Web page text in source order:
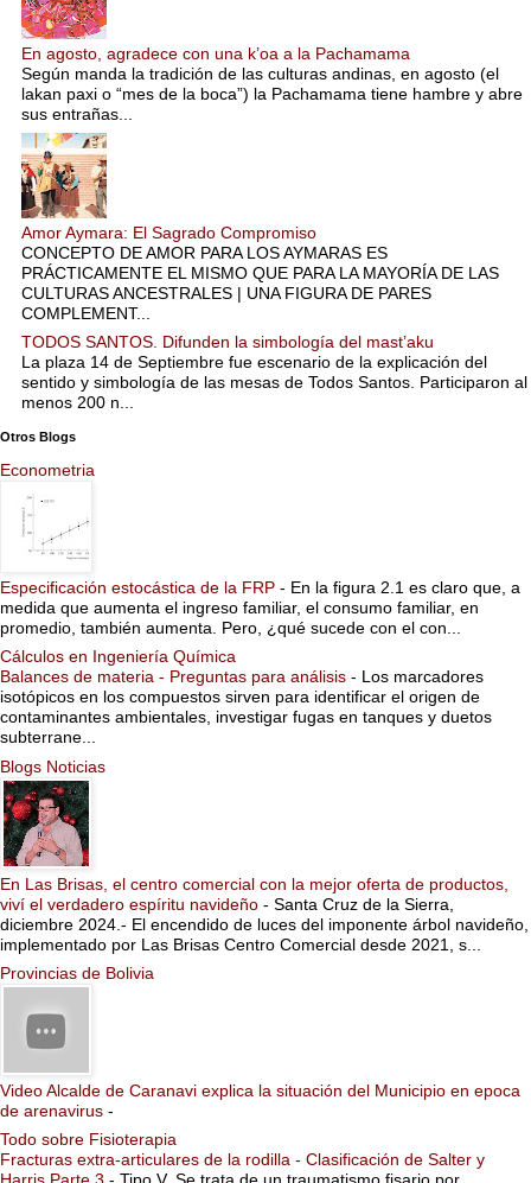
En agosto, agradece con una k’oa a la Pachamama
Según manda la tradición de las culturas andinas, en agosto (el
lakan paxi o “mes de la boca”) la Pachamama tiene hambre y abre
sus entrañas...
Amor Aymara: El Sagrado Compromiso
CONCEPTO DE AMOR PARA LOS AYMARAS ES
PRÁCTICAMENTE EL MISMO QUE PARA LA MAYORÍA DE LAS
CULTURAS ANCESTRALES | UNA FIGURA DE PARES
COMPLEMENT...
TODOS SANTOS. Difunden la simbología del mast’aku
La plaza 14 de Septiembre fue escenario de la explicación del
sentido y simbología de las mesas de Todos Santos. Participaron al
menos 200 n...
Otros Blogs
Econometria
Especificación estocástica de la FRP - En la figura 2.1 es claro que, a
medida que aumenta el ingreso familiar, el consumo familiar, en
promedio, también aumenta. Pero, ¿qué sucede con el con...
Cálculos en Ingeniería Química
Balances de materia - Preguntas para análisis - Los marcadores
isotópicos en los compuestos sirven para identificar el origen de
contaminantes ambientales, investigar fugas en tanques y duetos
subterrane...
Blogs Noticias
En Las Brisas, el centro comercial con la mejor oferta de productos,
viví el verdadero espíritu navideño - Santa Cruz de la Sierra,
diciembre 2024.- El encendido de luces del imponente árbol navideño,
implementado por Las Brisas Centro Comercial desde 2021, s...
Provincias de Bolivia
Video Alcalde de Caranavi explica la situación del Municipio en epoca
de arenavirus -
Todo sobre Fisioterapia
Fracturas extra-articulares de la rodilla - Clasificación de Salter y